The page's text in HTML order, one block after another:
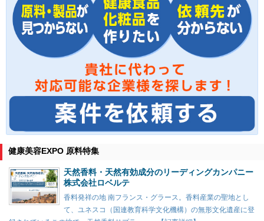
健康美容EXPO 原料特集
天然香料・天然有効成分のリーディングカンパニー
株式会社ロベルテ
香料発祥の地 南フランス・グラース。香料産業の聖地とし
て、ユネスコ（国連教育科学文化機構）の無形文化遺産に登